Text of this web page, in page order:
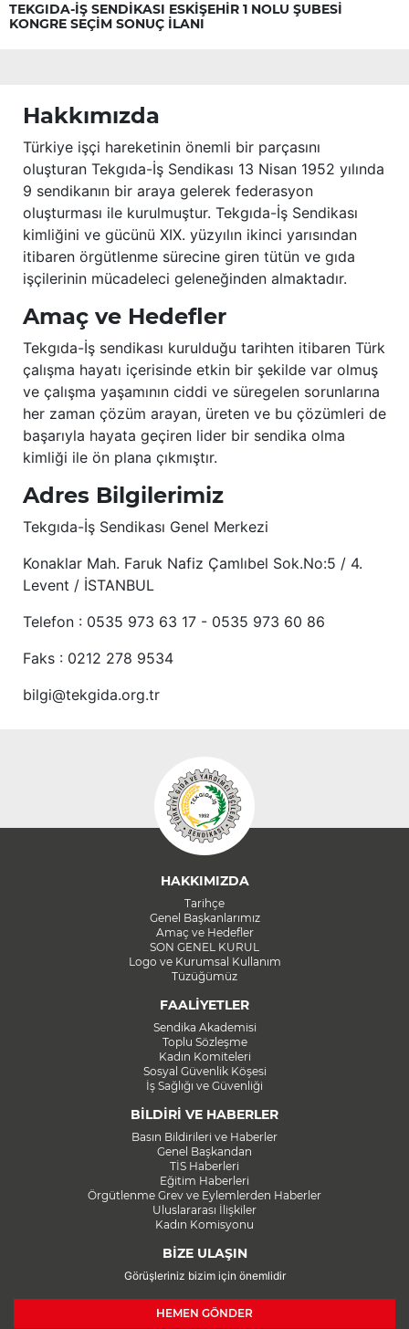
TEKGIDA-İŞ SENDİKASI ESKİŞEHİR 1 NOLU ŞUBESİ
KONGRE SEÇİM SONUÇ İLANI
Hakkımızda
Türkiye işçi hareketinin önemli bir parçasını
oluşturan Tekgıda-İş Sendikası 13 Nisan 1952 yılında
9 sendikanın bir araya gelerek federasyon
oluşturması ile kurulmuştur. Tekgıda-İş Sendikası
kimliğini ve gücünü XIX. yüzyılın ikinci yarısından
itibaren örgütlenme sürecine giren tütün ve gıda
işçilerinin mücadeleci geleneğinden almaktadır.
Amaç ve Hedefler
Tekgıda-İş sendikası kurulduğu tarihten itibaren Türk
çalışma hayatı içerisinde etkin bir şekilde var olmuş
ve çalışma yaşamının ciddi ve süregelen sorunlarına
her zaman çözüm arayan, üreten ve bu çözümleri de
başarıyla hayata geçiren lider bir sendika olma
kimliği ile ön plana çıkmıştır.
Adres Bilgilerimiz
Tekgıda-İş Sendikası Genel Merkezi
Konaklar Mah. Faruk Nafiz Çamlıbel Sok.No:5 / 4.
Levent / İSTANBUL
Telefon : 0535 973 63 17 - 0535 973 60 86
Faks : 0212 278 9534
bilgi@tekgida.org.tr
HAKKIMIZDA
Tarihçe
Genel Başkanlarımız
Amaç ve Hedefler
SON GENEL KURUL
Logo ve Kurumsal Kullanım
Tüzüğümüz
FAALİYETLER
Sendika Akademisi
Toplu Sözleşme
Kadın Komiteleri
Sosyal Güvenlik Köşesi
İş Sağlığı ve Güvenliği
BİLDİRİ VE HABERLER
Basın Bildirileri ve Haberler
Genel Başkandan
TİS Haberleri
Eğitim Haberleri
Örgütlenme Grev ve Eylemlerden Haberler
Uluslararası İlişkiler
Kadın Komisyonu
BİZE ULAŞIN
Görüşleriniz bizim için önemlidir
HEMEN GÖNDER